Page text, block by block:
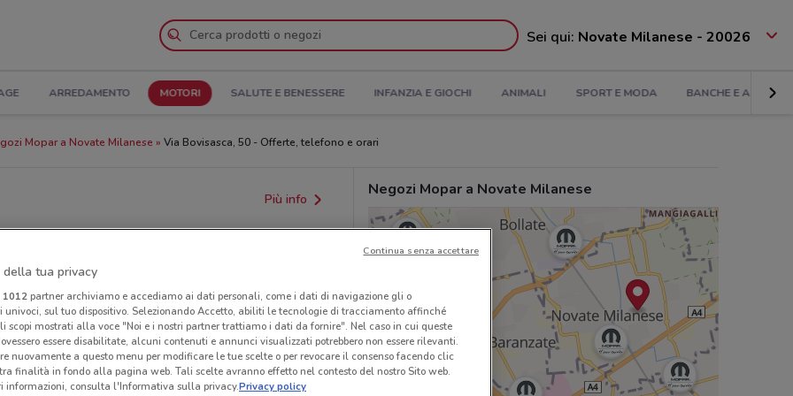
Sei qui: Novate Milanese - 20026
ARREDAMENTO MOTORI SALUTE E BENESSERE INFANZIA E GIOCHI ANIMALI SPORT E MODA BANCHE E
Mopar a Novate Milanese Via Bovisasca, 50 - Offerte, telefono e orari
Più info
regionali o nazionali. Verifica l’accuratezza
Negozi Mopar a Novate Milanese
della tua privacy
1012partner archiviamo e accediamo ai dati personali, come i dati di navigazione gli o
sul tuo dispositivo. Selezionando Accetto, abiliti le tecnologie di tracciamento affinché
scopi mostrati alla voce "Noi e i nostri partner trattiamo i dati da fornire". Nel caso in cui queste
essere disabilitate, alcuni contenuti e annunci visualizzati potrebbero non essere rilevanti.
nuovamente a questo menu per modificare le tue scelte o per revocare il consenso facendo clic
finalità in fondo alla pagina web. Tali scelte avranno effetto nel contesto del nostro Sito web.
informazioni, consulta l'Informativa sulla privacy.Privacy policy
Continua senza accettare